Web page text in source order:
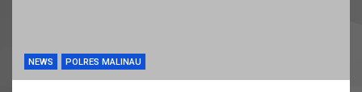
NEWS POLRES MALINAU